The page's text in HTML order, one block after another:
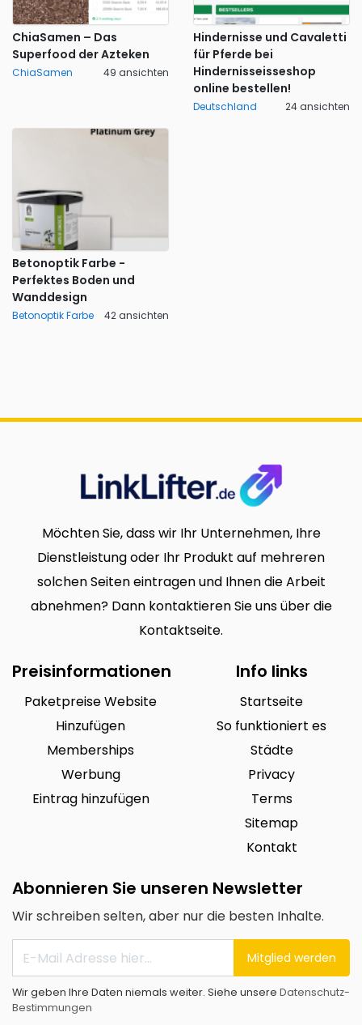
ChiaSamen – Das
Superfood der Azteken
ChiaSamen 49 ansichten
Hindernisse und Cavaletti
für Pferde bei
Hindernisseisseshop
online bestellen!
Deutschland 24 ansichten
Betonoptik Farbe -
Perfektes Boden und
Wanddesign
Betonoptik Farbe 42 ansichten
Möchten Sie, dass wir Ihr Unternehmen, Ihre
Dienstleistung oder Ihr Produkt auf mehreren
solchen Seiten eintragen und Ihnen die Arbeit
abnehmen? Dann kontaktieren Sie uns über die
Kontaktseite.
Preisinformationen
Paketpreise Website
Hinzufügen
Memberships
Werbung
Eintrag hinzufügen
Info links
Startseite
So funktioniert es
Städte
Privacy
Terms
Sitemap
Kontakt
Abonnieren Sie unseren Newsletter
Wir schreiben selten, aber nur die besten Inhalte.
Mitglied werden
Wir geben Ihre Daten niemals weiter. Siehe unsere Datenschutz-
Bestimmungen